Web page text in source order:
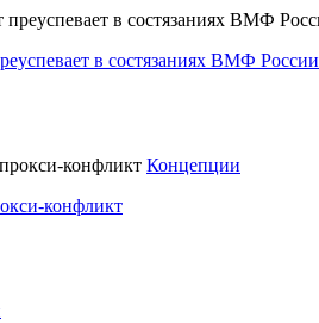
в состязаниях ВМФ России
Концепции
конфликт